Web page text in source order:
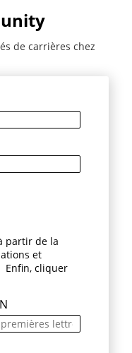
de carrières chez
partir de la
et
Enfin, cliquer